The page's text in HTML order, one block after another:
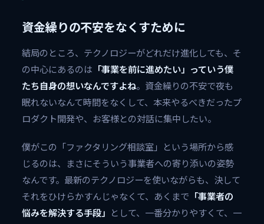
資金繰りの不安をなくすために
結局のところ、テクノロジーがどれだけ進化しても、そ
の中心にあるのは 「事業を前に進めたい」っていう僕
たち自身の想いなんですよね。資金繰りの不安で夜も
眠れないなんて時間をなくして、本来やるべきだったプ
ロダクト開発や、お客様との対話に集中したい。
僕がこの「ファクタリング相談室」という場所から感
じるのは、まさにそういう事業者への寄り添いの姿勢
なんです。最新のテクノロジーを使いながらも、決して
それをひけらかすんじゃなくて、あくまで 「事業者の
悩みを解決する手段」 として、一番分かりやすくて、一